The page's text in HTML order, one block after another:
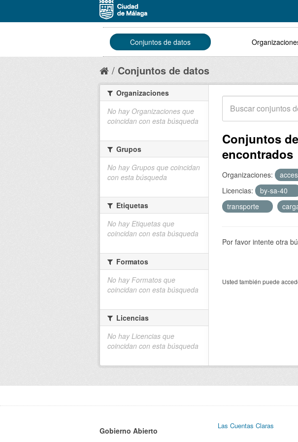
Conjuntos de datos
Conjuntos de datos
Conjuntos
encontrados
Organizaciones:
Licencias:
by-sa-40
transporte
Por favor intente otra
Usted también puede
Organizaciones
No hay Organizaciones que
coincidan con esta búsqueda
Grupos
No hay Grupos que coincidan
con esta búsqueda
Etiquetas
No hay Etiquetas que
coincidan con esta búsqueda
Formatos
No hay Formatos que
coincidan con esta búsqueda
Licencias
No hay Licencias que
coincidan con esta búsqueda
Gobierno Abierto
Las Cuentas Claras